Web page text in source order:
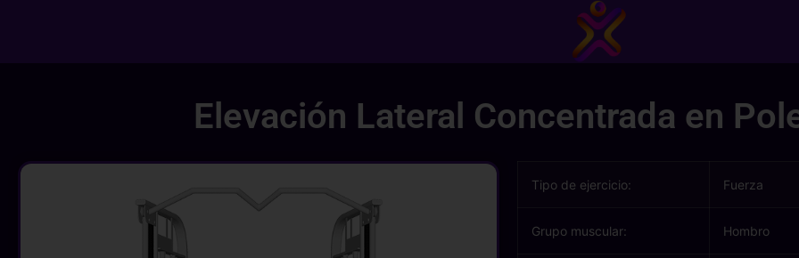
Elevación Lateral Concentrada en
Tipo de ejercicio: Fuerza
Grupo muscular: Hombro